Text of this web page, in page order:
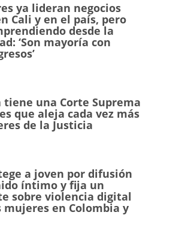
ya lideran negocios
Cali y en el país, pero
desde la
‘Son mayoría con
una Corte Suprema
que aleja cada vez más
de la Justicia
a joven por difusión
íntimo y fija un
sobre violencia digital
mujeres en Colombia y